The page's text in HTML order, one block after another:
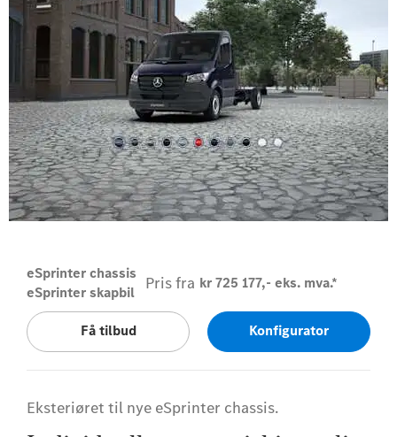
eSprinter chassis
eSprinter skapbil
Pris fra kr 725 177,- eks. mva.*
Få tilbud Konfigurator
Eksteriøret til nye eSprinter chassis.